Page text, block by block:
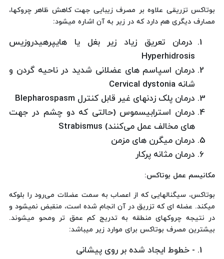
بوتاکس تزریقی علاوه بر مصرف زیبایی جهت کاهش ظاهر چروکها،
مصارف دیگری هم دارد که در زیر به آن اشاره میشود:
درمان تعریق زیاد زیر بغل یا هایپرهیدروزیس
Hyperhidrosis
درمان اسپاسم های عضلانی شدید در ناحیه گردن و
شانه Cervical dystonia
درمان پلک زدنهای غیر قابل کنترل Blepharospasm
درمان استرابیسموس (حالتی که دو چشم در جهت
های مخالف عمل می‌کنند) Strabismus
درمان میگرن های مزمن
درمان مثانه پرکار
مکانیسم عمل بوتاکس:
بوتاکس، سیگنالهایی که از اعصاب به سمت عضلات می‌رود را بلوکه
میکند. عضله ای که تزریق در آن انجام شده است، منقبض نمیشود و
در نتیجه چروکهای منطقه به تدریج کم عمق تر ومحو میشوند.
بیشترین مصرف بوتاکس برای موارد زیر میباشد:
- خطوط ایجاد شده بر روی پیشانی